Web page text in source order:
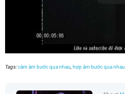
Tags:cảm âm bước qua nhau hợp âm bước qua nhau